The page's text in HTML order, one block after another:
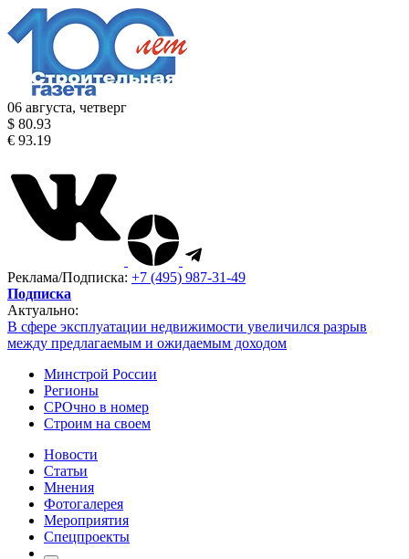
06 августа, четверг
$ 80.93
€ 93.19
Реклама/Подписка: +7 (495) 987-31-49
Подписка
Актуально:
В сфере эксплуатации недвижимости увеличился разрыв
между предлагаемым и ожидаемым доходом
Минстрой России
Регионы
СРОчно в номер
Строим на своем
Новости
Статьи
Мнения
Фотогалерея
Мероприятия
Спецпроекты